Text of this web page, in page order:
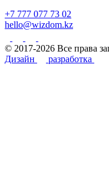
+7 777 077 73 02
hello@wizdom.kz
© 2017-2026 Все права
Дизайн
разработка